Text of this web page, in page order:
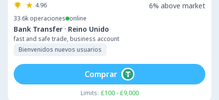
4.96
33.6k operaciones online
Bank Transfer · Reino Unido
fast and safe trade, business account
Bienvenidos nuevos usuarios
6% above market
Limits: £100 - £9,000
Comprar